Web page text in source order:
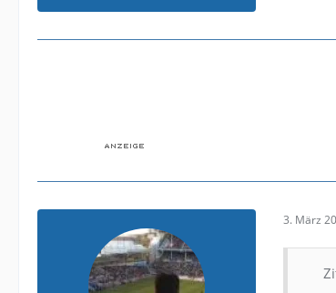
3. März